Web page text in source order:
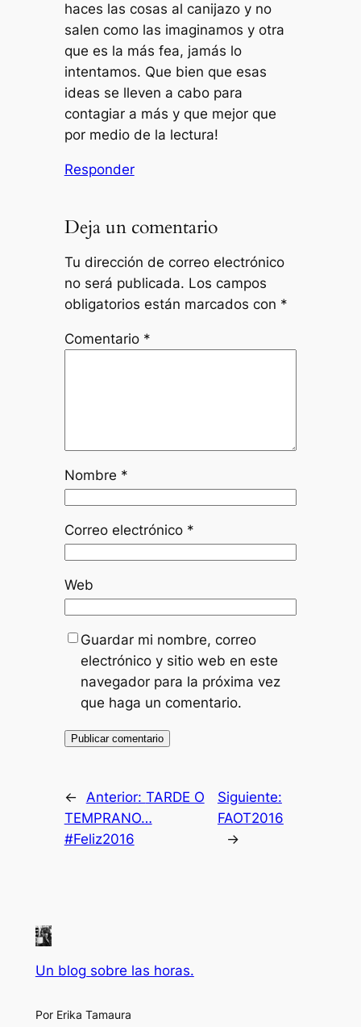
haces las cosas al canijazo y no
salen como las imaginamos y otra
que es la más fea, jamás lo
intentamos. Que bien que esas
ideas se lleven a cabo para
contagiar a más y que mejor que
por medio de la lectura!
Responder
Deja un comentario
Tu dirección de correo electrónico
no será publicada. Los campos
obligatorios están marcados con *
Comentario *
Nombre *
Correo electrónico *
Web
Guardar mi nombre, correo
electrónico y sitio web en este
navegador para la próxima vez
que haga un comentario.
← Anterior: TARDE O
TEMPRANO…
#Feliz2016
Siguiente:
FAOT2016
→
Un blog sobre las horas.
Por Erika Tamaura